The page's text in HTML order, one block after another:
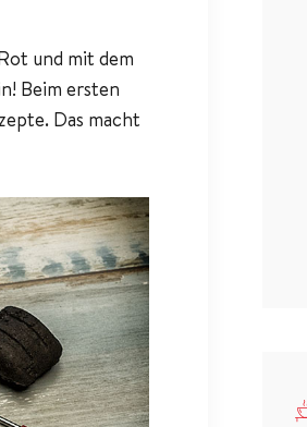
und mit dem
Beim ersten
Das macht